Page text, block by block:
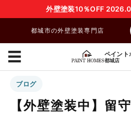
外壁塗装10％OFF
都城市の外壁塗装専門店
ペイント
都城店
☰
ブログ
【外壁塗装中】留